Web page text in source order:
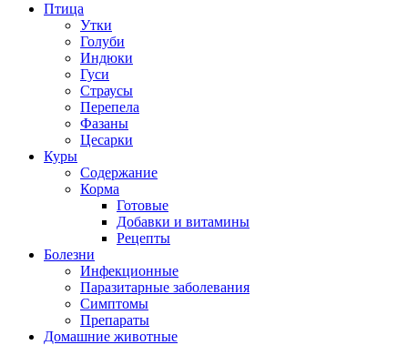
Птица
Утки
Голуби
Индюки
Гуси
Страусы
Перепела
Фазаны
Цесарки
Куры
Содержание
Корма
Готовые
Добавки и витамины
Рецепты
Болезни
Инфекционные
Паразитарные заболевания
Симптомы
Препараты
Домашние животные